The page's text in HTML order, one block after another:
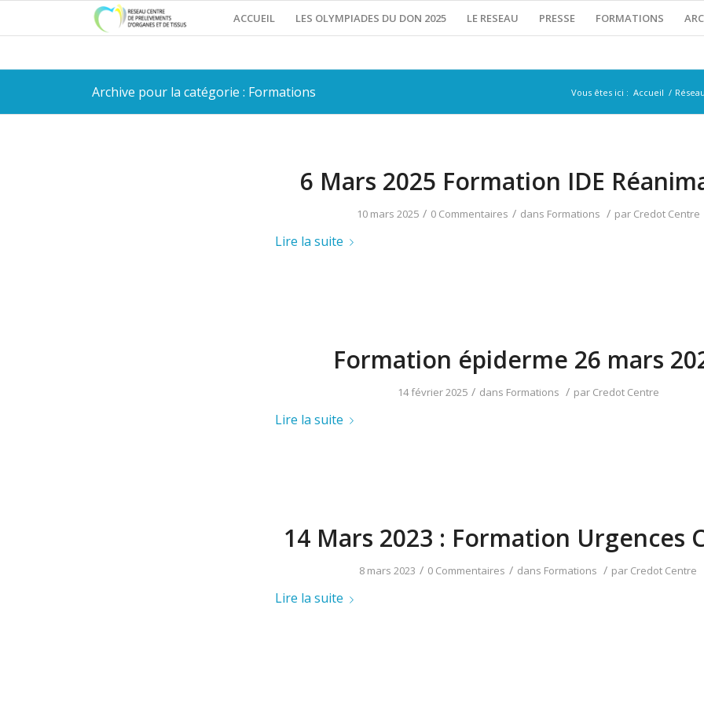
ACCUEIL LES OLYMPIADES DU DON 2025 LE RESEAU PRESSE FORMATIONS
Archive pour la catégorie : Formations Vous êtes ici : Accueil /
6 Mars 2025 Formation IDE
10 mars 2025 / 0 Commentaires / dans Formations / par Credot Centre
Lire la suite
Formation épiderme 26 mars
14 février 2025 / dans Formations / par Credot Centre
Lire la suite
14 Mars 2023 : Formation Urgences
8 mars 2023 / 0 Commentaires / dans Formations / par Credot Centre
Lire la suite